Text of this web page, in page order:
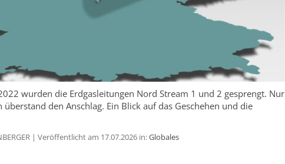
wurden die Erdgasleitungen Nord Stream 1 und 2 gesprengt. Nur
den Anschlag. Ein Blick auf das Geschehen und die
| Veröffentlicht am 17.07.2026 in:Globales